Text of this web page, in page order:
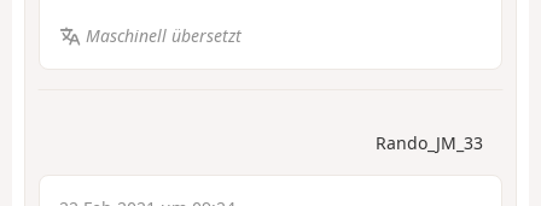
Maschinell übersetzt
Rando_JM_33